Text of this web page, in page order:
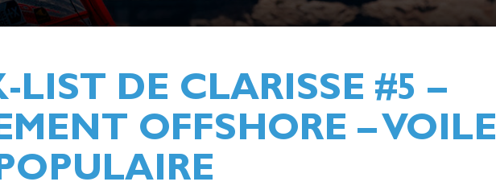
LIST DE CLARISSE #5 –
OFFSHORE – VOILE